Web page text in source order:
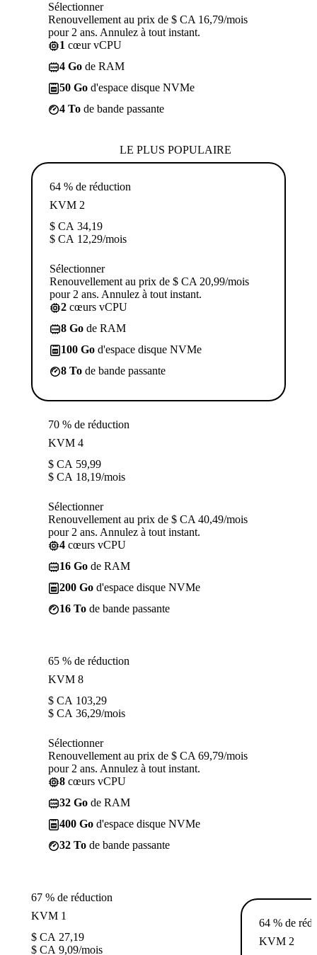
Sélectionner
Renouvellement au prix de $ CA 16,79/mois
pour 2 ans. Annulez à tout instant.
1 cœur vCPU
4 Go de RAM
50 Go d'espace disque NVMe
4 To de bande passante
LE PLUS POPULAIRE
64 % de réduction
KVM 2
$ CA 34,19
$ CA 12,29/mois
Sélectionner
Renouvellement au prix de $ CA 20,99/mois
pour 2 ans. Annulez à tout instant.
2 cœurs vCPU
8 Go de RAM
100 Go d'espace disque NVMe
8 To de bande passante
70 % de réduction
KVM 4
$ CA 59,99
$ CA 18,19/mois
Sélectionner
Renouvellement au prix de $ CA 40,49/mois
pour 2 ans. Annulez à tout instant.
4 cœurs vCPU
16 Go de RAM
200 Go d'espace disque NVMe
16 To de bande passante
65 % de réduction
KVM 8
$ CA 103,29
$ CA 36,29/mois
Sélectionner
Renouvellement au prix de $ CA 69,79/mois
pour 2 ans. Annulez à tout instant.
8 cœurs vCPU
32 Go de RAM
400 Go d'espace disque NVMe
32 To de bande passante
67 % de réduction
KVM 1
$ CA 27,19
$ CA 9,09/mois
64 % de
KVM 2